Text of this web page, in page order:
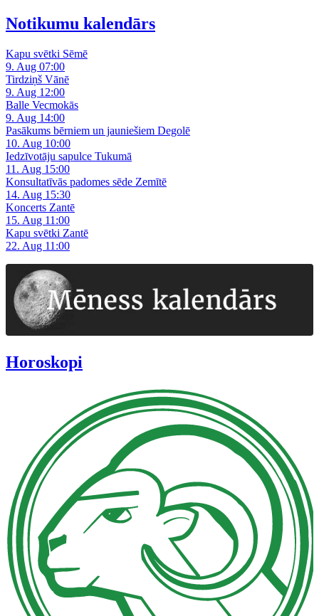
Notikumu kalendārs
Kapu svētki Sēmē
9. Aug 07:00
Tirdziņš Vānē
9. Aug 12:00
Balle Vecmokās
9. Aug 14:00
Pasākums bērniem un jauniešiem Degolē
10. Aug 10:00
Iedzīvotāju sapulce Tukumā
11. Aug 15:00
Konsultatīvās padomes sēde Zemītē
14. Aug 15:30
Koncerts Zantē
15. Aug 11:00
Kapu svētki Zantē
22. Aug 11:00
Horoskopi